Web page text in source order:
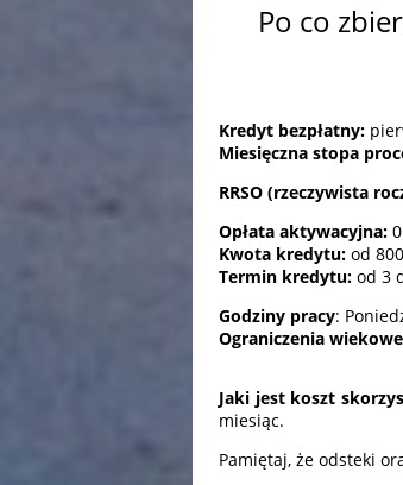
Po co
Kredyt bezpłatny:
Miesięczna stopa
RRSO (rzeczywista
Opłata aktywacyjna:
Kwota kredytu: od
Termin kredytu: od 3
Godziny pracy:
Ograniczenia
Jaki jest koszt
miesiąc.
Pamiętaj, że odsteki